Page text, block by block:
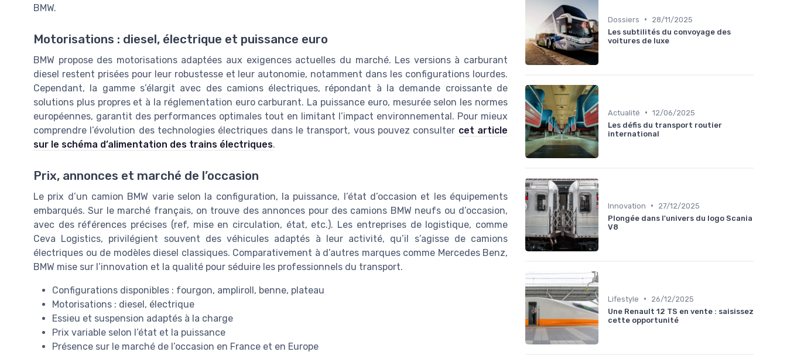
BMW.
Motorisations : diesel, électrique et puissance euro
BMW propose des motorisations adaptées aux exigences actuelles du marché. Les versions à carburant
diesel restent prisées pour leur robustesse et leur autonomie, notamment dans les configurations lourdes.
Cependant, la gamme s’élargit avec des camions électriques, répondant à la demande croissante de
solutions plus propres et à la réglementation euro carburant. La puissance euro, mesurée selon les normes
européennes, garantit des performances optimales tout en limitant l’impact environnemental. Pour mieux
comprendre l’évolution des technologies électriques dans le transport, vous pouvez consulter cet article
sur le schéma d’alimentation des trains électriques.
Prix, annonces et marché de l’occasion
Le prix d’un camion BMW varie selon la configuration, la puissance, l’état d’occasion et les équipements
embarqués. Sur le marché français, on trouve des annonces pour des camions BMW neufs ou d’occasion,
avec des références précises (ref, mise en circulation, état, etc.). Les entreprises de logistique, comme
Ceva Logistics, privilégient souvent des véhicules adaptés à leur activité, qu’il s’agisse de camions
électriques ou de modèles diesel classiques. Comparativement à d’autres marques comme Mercedes Benz,
BMW mise sur l’innovation et la qualité pour séduire les professionnels du transport.
Configurations disponibles : fourgon, ampliroll, benne, plateau
Motorisations : diesel, électrique
Essieu et suspension adaptés à la charge
Prix variable selon l’état et la puissance
Présence sur le marché de l’occasion en France et en Europe
Dossiers •
28/11/2025
Les subtilités du convoyage des
voitures de luxe
Actualité • 12/06/2025
Les défis du transport routier
international
Innovation •
27/12/2025
Plongée dans l'univers du logo Scania
V8
Lifestyle •
26/12/2025
Une Renault 12 TS en vente : saisissez
cette opportunité